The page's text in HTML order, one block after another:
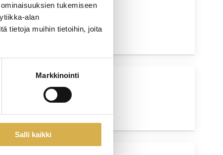
tukemiseen
alan
tietoja muihin tietoihin, joita
Markkinointi
Salli kaikki